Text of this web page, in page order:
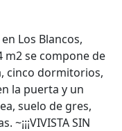
Los Blancos,
m2 se compone de
cinco dormitorios,
la puerta y un
suelo de gres,
SIN